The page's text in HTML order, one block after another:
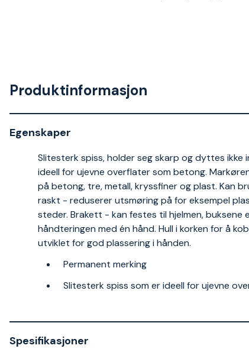
Produktinformasjon
Egenskaper
Slitesterk spiss, holder seg skarp og dyttes
ideell for ujevne overflater som betong.
på betong, tre, metall, kryssfiner og plast. Kan
raskt - reduserer utsmøring på for eksempel
steder. Brakett - kan festes til hjelmen,
håndteringen med én hånd. Hull i korken for å
utviklet for god plassering i hånden.
Permanent merking
Slitesterk spiss som er ideell for ujevne
Spesifikasjoner